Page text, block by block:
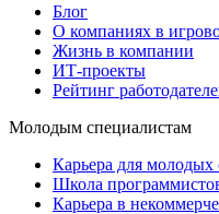
Блог
О компаниях в
Жизнь в компании
ИТ-проекты
Рейтинг
Молодым специалистам
Карьера для молодых
Школа
Карьера в